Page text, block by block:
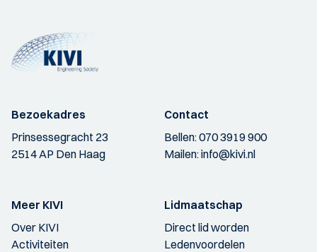
Bezoekadres
Prinsessegracht 23
2514 AP Den Haag
Contact
Bellen:070 3919 900
Mailen:info@kivi.nl
Meer KIVI
Over KIVI
Activiteiten
Lidmaatschap
Direct lid worden
Ledenvoordelen